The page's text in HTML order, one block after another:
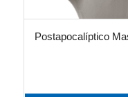
Postapocalíptico